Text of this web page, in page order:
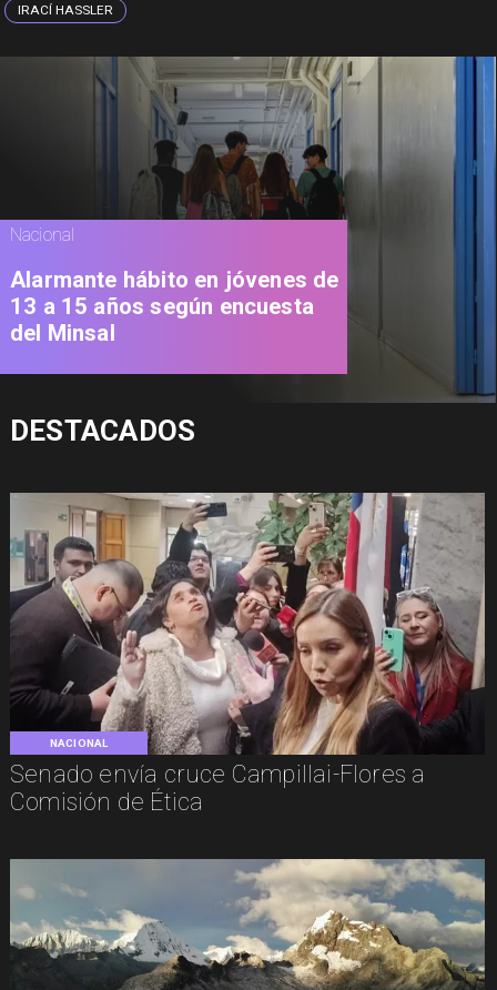
IRACÍ HASSLER
NACIONAL
Senado envía cruce Campillai-Flores a
Comisión de Ética
Nacional
Alarmante hábito en jóvenes de
13 a 15 años según encuesta
del Minsal
DESTACADOS